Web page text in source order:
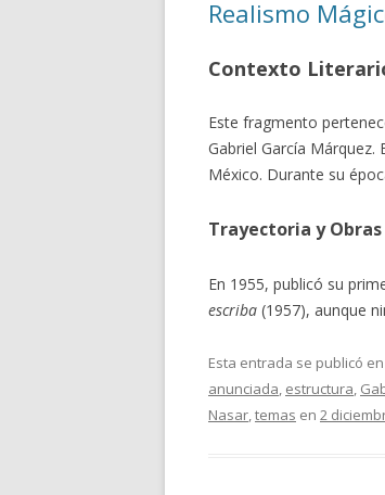
Realismo
Contexto
Este fragmento
Gabriel García
México. Durante su
Trayectoria y
En 1955, publicó su
escriba (1957), aunque
Esta entrada se publicó en
anunciada, estructura,
Nasar,temas en 2